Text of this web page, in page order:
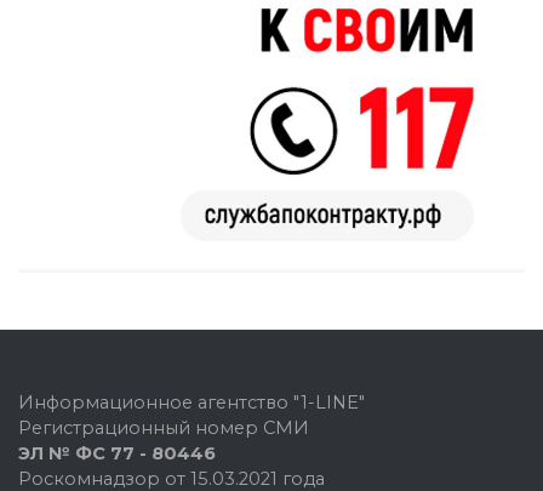
Информационное агентство "1-LINE"
Регистрационный номер СМИ
ЭЛ № ФС 77 - 80446
Роскомнадзор от 15.03.2021 года